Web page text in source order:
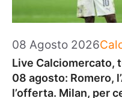
08 Agosto 2026
Live Calciomercato,
08 agosto: Romero,
l’offerta. Milan, per